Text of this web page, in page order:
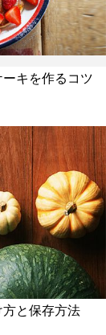
キを作るコツ
と保存方法